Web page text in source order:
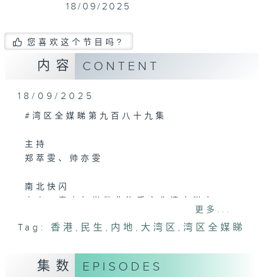
18/09/2025
您喜欢这个节目吗?
内容 CONTENT
18/09/2025
#湾区全媒睇第九百八十九集
主持
郑萃雯、帅亦雯
南北快闪
苏州：创新梨宴为食客带来全新味觉体验
清远：举办壮家戏水节
广为人知
更多...
Tag: 香港 , 民生 , 内地 , 大湾区 ,湾区全媒睇
集数 EPISODES